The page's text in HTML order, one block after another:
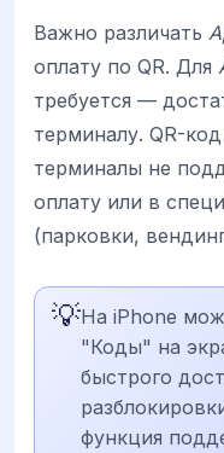
Важно различать
оплату по QR. Для
требуется —
терминалу. QR-
терминалы не
оплату или в
(парковки,
💡На iPhone
"Коды" на
быстрого
функция